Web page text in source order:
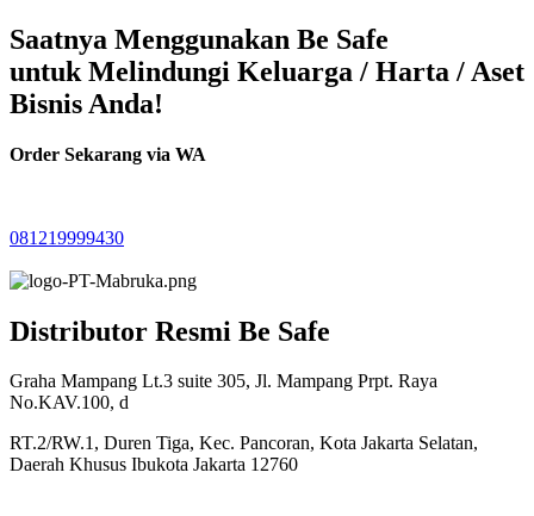
Saatnya Menggunakan Be Safe
untuk Melindungi Keluarga / Harta / Aset
Bisnis Anda!
Order Sekarang via WA
081219999430
Distributor Resmi Be Safe
Graha Mampang Lt.3 suite 305, Jl. Mampang Prpt. Raya
No.KAV.100, d
RT.2/RW.1, Duren Tiga, Kec. Pancoran, Kota Jakarta Selatan,
Daerah Khusus Ibukota Jakarta 12760